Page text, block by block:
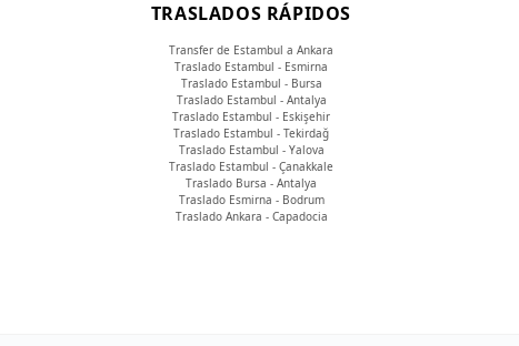
TRASLADOS RÁPIDOS
Transfer de Estambul a Ankara
Traslado Estambul - Esmirna
Traslado Estambul - Bursa
Traslado Estambul - Antalya
Traslado Estambul - Eskişehir
Traslado Estambul - Tekirdağ
Traslado Estambul - Yalova
Traslado Estambul - Çanakkale
Traslado Bursa - Antalya
Traslado Esmirna - Bodrum
Traslado Ankara - Capadocia